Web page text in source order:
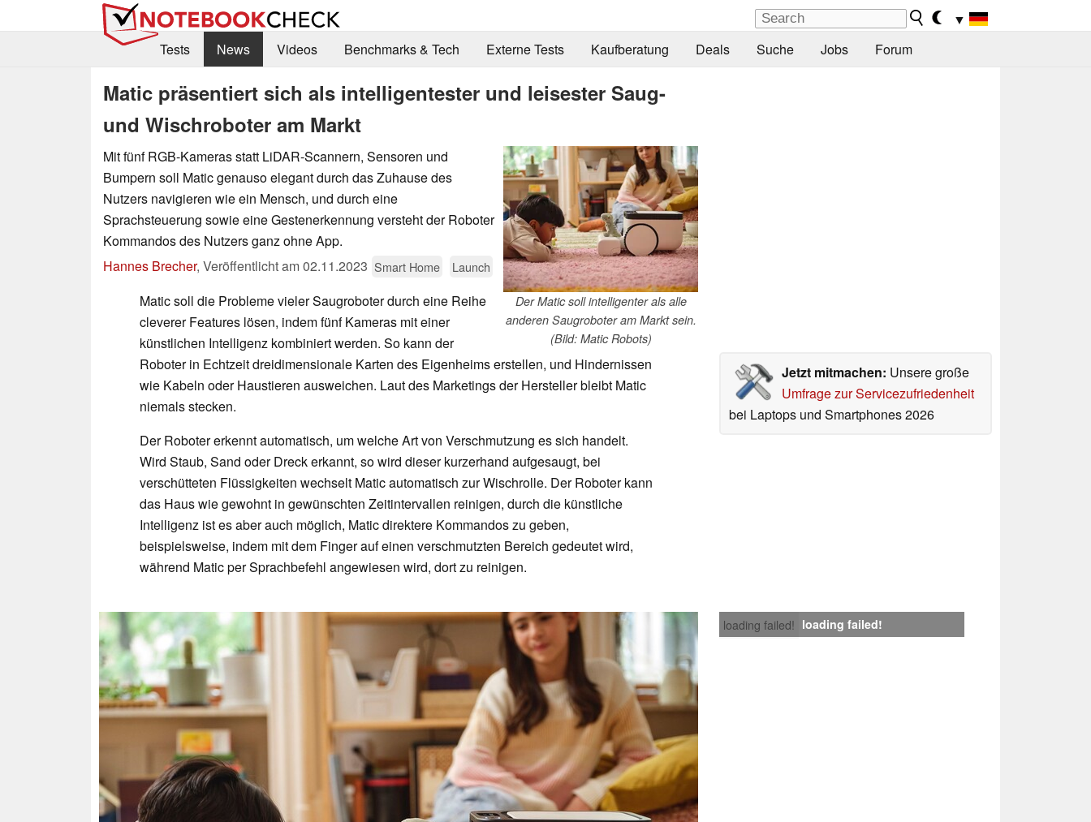
▼
Tests
News Videos Benchmarks & Tech Externe Tests Kaufberatung Deals Suche Jobs Forum
Matic präsentiert sich als intelligentester und leisester Saug-
und Wischroboter am Markt
Der Matic soll intelligenter als alle
anderen Saugroboter am Markt sein.
(Bild: Matic Robots)
Mit fünf RGB-Kameras statt LiDAR-Scannern, Sensoren und
Bumpern soll Matic genauso elegant durch das Zuhause des
Nutzers navigieren wie ein Mensch, und durch eine
Sprachsteuerung sowie eine Gestenerkennung versteht der Roboter
Kommandos des Nutzers ganz ohne App.
Hannes Brecher, Veröffentlicht am02.11.2023 Smart Home Launch
Jetzt mitmachen: Unsere große
Umfrage zur Servicezufriedenheit
bei Laptops und Smartphones 2026
Matic soll die Probleme vieler Saugroboter durch eine Reihe
cleverer Features lösen, indem fünf Kameras mit einer
künstlichen Intelligenz kombiniert werden. So kann der
Roboter in Echtzeit dreidimensionale Karten des Eigenheims erstellen, und Hindernissen
wie Kabeln oder Haustieren ausweichen. Laut des Marketings der Hersteller bleibt Matic
niemals stecken.
Der Roboter erkennt automatisch, um welche Art von Verschmutzung es sich handelt.
Wird Staub, Sand oder Dreck erkannt, so wird dieser kurzerhand aufgesaugt, bei
verschütteten Flüssigkeiten wechselt Matic automatisch zur Wischrolle. Der Roboter kann
das Haus wie gewohnt in gewünschten Zeitintervallen reinigen, durch die künstliche
Intelligenz ist es aber auch möglich, Matic direktere Kommandos zu geben,
beispielsweise, indem mit dem Finger auf einen verschmutzten Bereich gedeutet wird,
während Matic per Sprachbefehl angewiesen wird, dort zu reinigen.
loading failed! loading failed!